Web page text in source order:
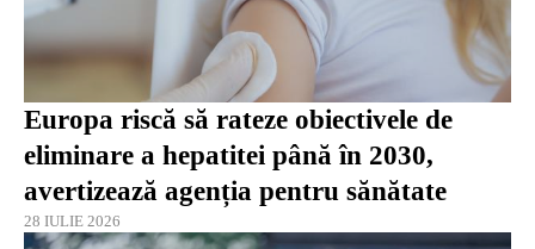
Europa riscă să rateze obiectivele de
eliminare a hepatitei până în 2030,
avertizează agenția pentru sănătate
28 IULIE 2026